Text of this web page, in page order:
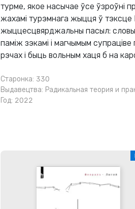
турме, якое насычае ўсе ўзроўні
жахамі турэмнага жыцця ў тэксце
жыццесцвярджальны пасыл: словы
паміж зэкамі і магчымым
рэчах і быць вольным хаця б на
Старонка: 330
Выдавецтва: Радикальная теория и
Год: 2022